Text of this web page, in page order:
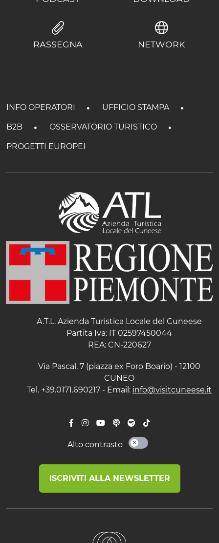
RASSEGNA NETWORK
INFO OPERATORI UFFICIO STAMPA
B2B OSSERVATORIO TURISTICO
PROGETTI EUROPEI
A.T.L. Azienda Turistica Locale del Cuneese
Partita Iva: IT 02597450044
REA: CN-220627
Via Pascal, 7 (piazza ex Foro Boario) - 12100
CUNEO
Tel. +39.0171.690217 - Email: info@visitcuneese.it
Alto contrasto
ISCRIVITI ALLA NEWSLETTER